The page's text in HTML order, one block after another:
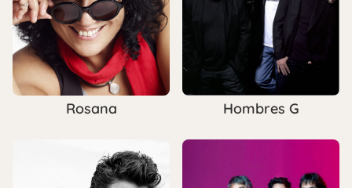
Rosana Hombres G